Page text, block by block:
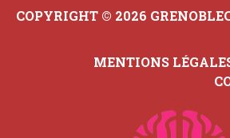
COPYRIGHT © 2026
MENTIONS